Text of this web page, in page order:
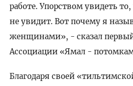
работе. Упорством увидеть
не увидит. Вот почему я
женщинами», - сказал
Ассоциации «Ямал -
Благодаря своей